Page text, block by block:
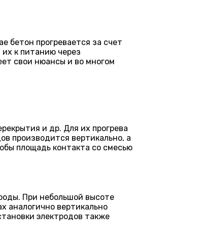
бетон прогревается за счет
к питанию через
свои нюансы и во многом
и др. Для их прогрева
производится вертикально, а
площадь контакта со смесью
При небольшой высоте
аналогично вертикально
электродов также